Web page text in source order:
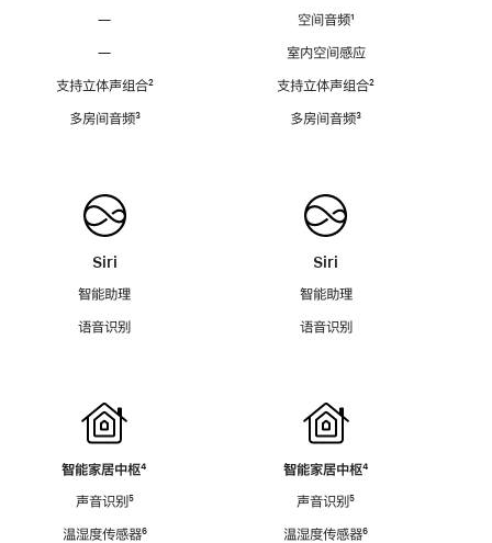
—
—
支持立体声组合脚
²
多房间音频脚
³
Siri
智能助理
语音识别
智能家居中枢脚
⁴
声音识别脚
⁵
温湿度传感器脚
⁶
空间音频脚
¹
室内空间感应
支持立体声组合脚
²
多房间音频脚
³
Siri
智能助理
语音识别
智能家居中枢脚
⁴
声音识别脚
⁵
温湿度传感器脚
⁶